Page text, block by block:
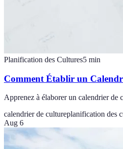
Planification des Cultures5 min
Comment Établir un
Apprenez à élaborer un calendrier de
calendrier de cultureplanification des
Aug 6